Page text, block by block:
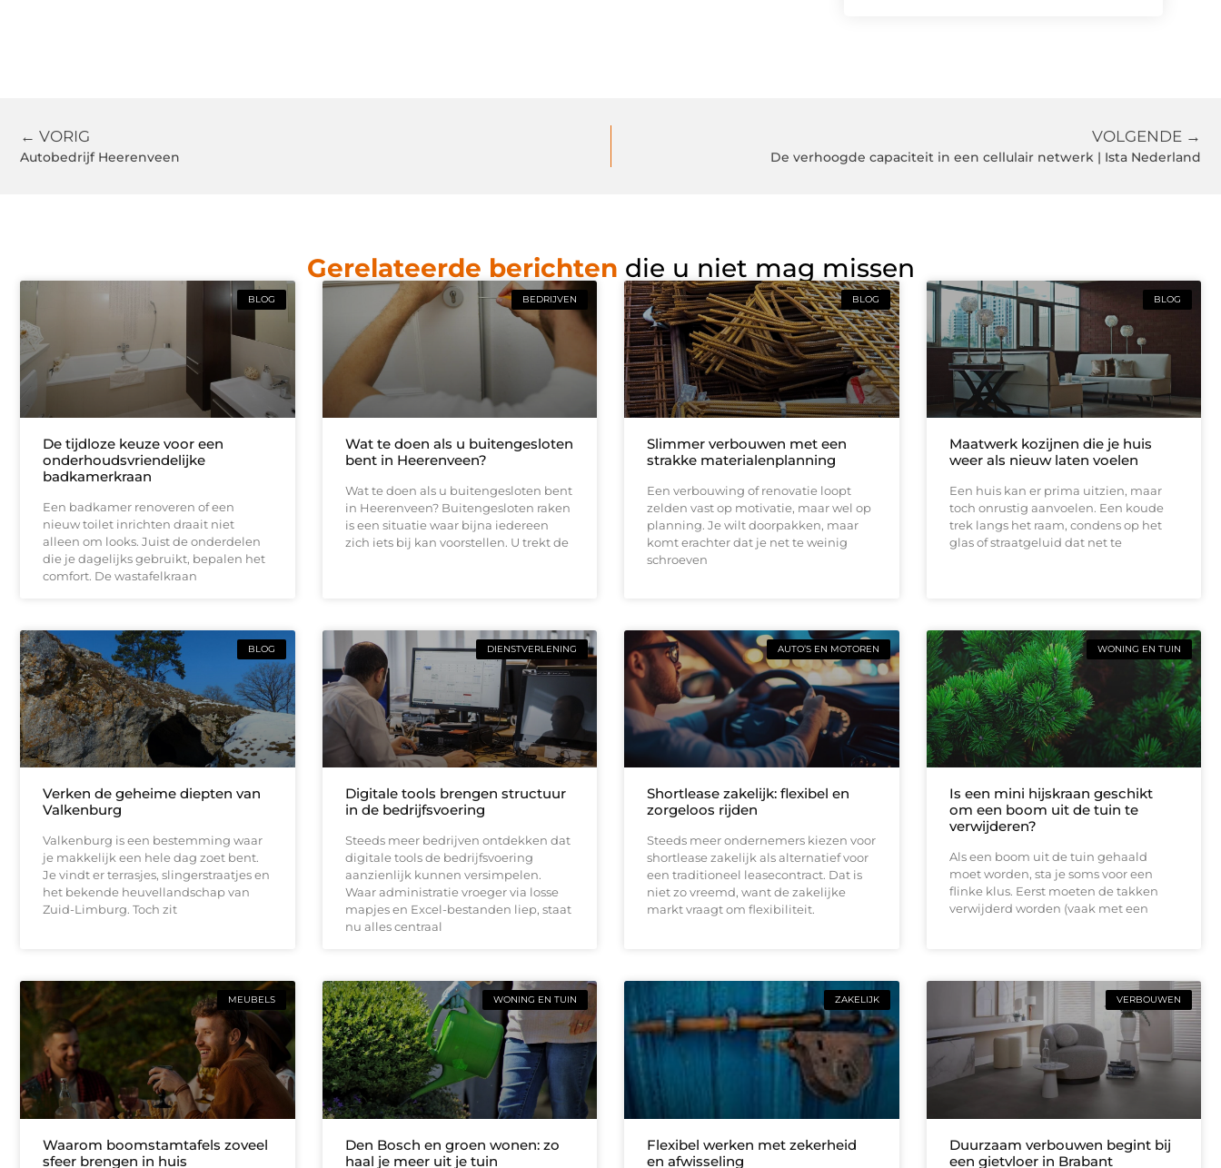
← VORIG
Autobedrijf Heerenveen
VOLGENDE →
De verhoogde capaciteit in een cellulair netwerk | Ista Nederland
Gerelateerde berichten die u niet mag missen
BLOG
De tijdloze keuze voor een
onderhoudsvriendelijke
badkamerkraan
Een badkamer renoveren of een
nieuw toilet inrichten draait niet
alleen om looks. Juist de onderdelen
die je dagelijks gebruikt, bepalen het
comfort. De wastafelkraan
BEDRIJVEN
Wat te doen als u buitengesloten
bent in Heerenveen?
Wat te doen als u buitengesloten bent
in Heerenveen? Buitengesloten raken
is een situatie waar bijna iedereen
zich iets bij kan voorstellen. U trekt de
BLOG
Slimmer verbouwen met een
strakke materialenplanning
Een verbouwing of renovatie loopt
zelden vast op motivatie, maar wel op
planning. Je wilt doorpakken, maar
komt erachter dat je net te weinig
schroeven
BLOG
Maatwerk kozijnen die je huis
weer als nieuw laten voelen
Een huis kan er prima uitzien, maar
toch onrustig aanvoelen. Een koude
trek langs het raam, condens op het
glas of straatgeluid dat net te
BLOG
Verken de geheime diepten van
Valkenburg
Valkenburg is een bestemming waar
je makkelijk een hele dag zoet bent.
Je vindt er terrasjes, slingerstraatjes en
het bekende heuvellandschap van
Zuid-Limburg. Toch zit
DIENSTVERLENING
Digitale tools brengen structuur
in de bedrijfsvoering
Steeds meer bedrijven ontdekken dat
digitale tools de bedrijfsvoering
aanzienlijk kunnen versimpelen.
Waar administratie vroeger via losse
mapjes en Excel-bestanden liep, staat
nu alles centraal
AUTO’S EN MOTOREN
Shortlease zakelijk: flexibel en
zorgeloos rijden
Steeds meer ondernemers kiezen voor
shortlease zakelijk als alternatief voor
een traditioneel leasecontract. Dat is
niet zo vreemd, want de zakelijke
markt vraagt om flexibiliteit.
WONING EN TUIN
Is een mini hijskraan geschikt
om een boom uit de tuin te
verwijderen?
Als een boom uit de tuin gehaald
moet worden, sta je soms voor een
flinke klus. Eerst moeten de takken
verwijderd worden (vaak met een
MEUBELS
Waarom boomstamtafels zoveel
sfeer brengen in huis
WONING EN TUIN
Den Bosch en groen wonen: zo
haal je meer uit je tuin
ZAKELIJK
Flexibel werken met zekerheid
en afwisseling
VERBOUWEN
Duurzaam verbouwen begint bij
een gietvloer in Brabant